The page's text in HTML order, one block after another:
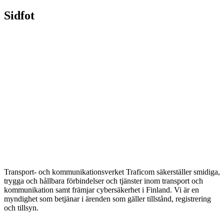
Sidfot
Transport- och kommunikationsverket Traficom säkerställer smidiga,
trygga och hållbara förbindelser och tjänster inom transport och
kommunikation samt främjar cybersäkerhet i Finland. Vi är en
myndighet som betjänar i ärenden som gäller tillstånd, registrering
och tillsyn.